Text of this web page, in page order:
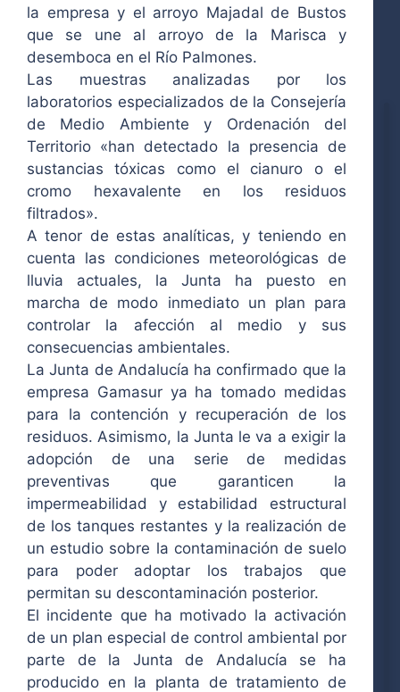
la empresa y el arroyo Majadal de Bustos
que se une al arroyo de la Marisca y
desemboca en el Río Palmones.
Las muestras analizadas por los
laboratorios especializados de la Consejería
de Medio Ambiente y Ordenación del
Territorio «han detectado la presencia de
sustancias tóxicas como el cianuro o el
cromo hexavalente en los residuos
filtrados».
A tenor de estas analíticas, y teniendo en
cuenta las condiciones meteorológicas de
lluvia actuales, la Junta ha puesto en
marcha de modo inmediato un plan para
controlar la afección al medio y sus
consecuencias ambientales.
La Junta de Andalucía ha confirmado que la
empresa Gamasur ya ha tomado medidas
para la contención y recuperación de los
residuos. Asimismo, la Junta le va a exigir la
adopción de una serie de medidas
preventivas que garanticen la
impermeabilidad y estabilidad estructural
de los tanques restantes y la realización de
un estudio sobre la contaminación de suelo
para poder adoptar los trabajos que
permitan su descontaminación posterior.
El incidente que ha motivado la activación
de un plan especial de control ambiental por
parte de la Junta de Andalucía se ha
producido en la planta de tratamiento de